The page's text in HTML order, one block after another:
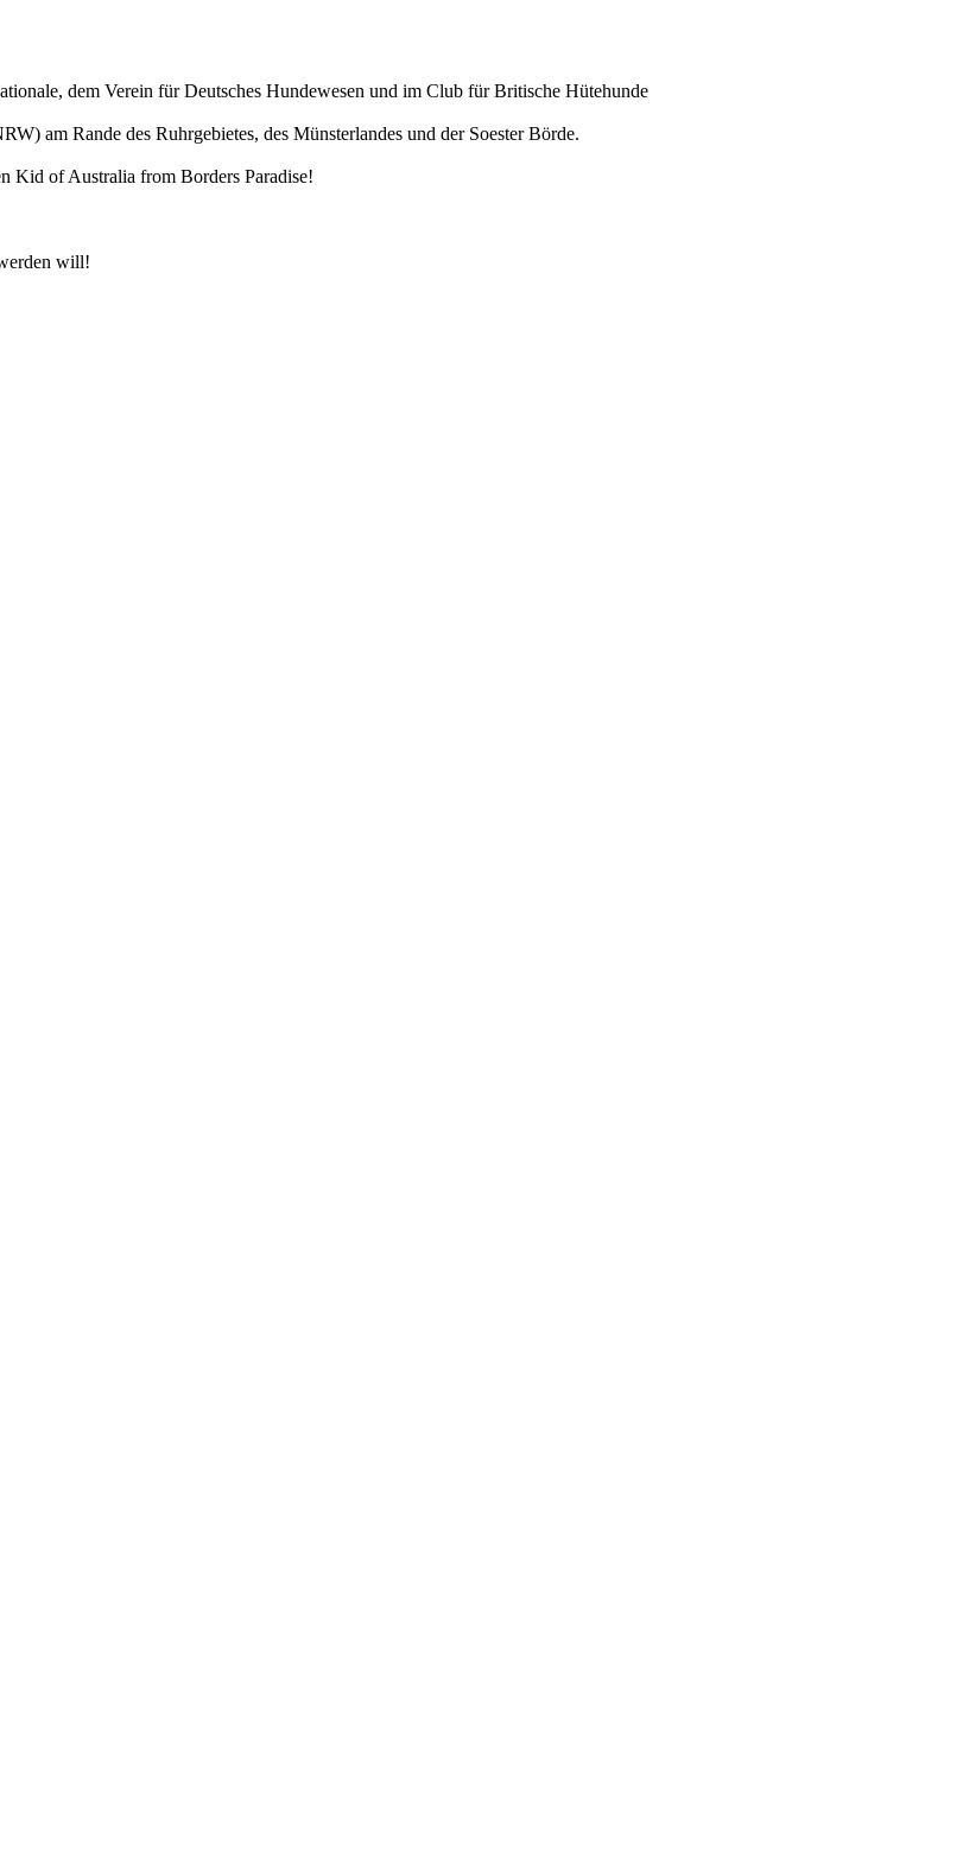
dem Verein für Deutsches Hundewesen und im Club für Britische Hütehunde
am Rande des Ruhrgebietes, des Münsterlandes und der Soester Börde.
Kid of Australia from Borders Paradise!
will!